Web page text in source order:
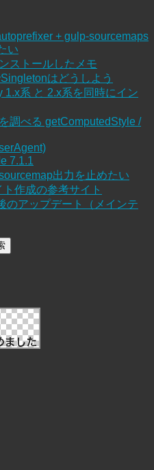
+ gulp-sourcemaps
い
ストールしたメモ
はどうしよう
1.x系 と 2.x系を同時にイン
調べる getComputedStyle /
7.1.1
出力を止めたい
作成の参考サイト
のアップデート（メインテ